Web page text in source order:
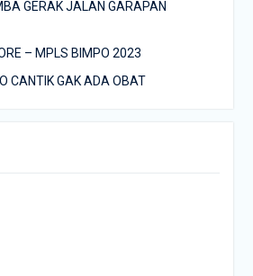
GERAK JALAN GARAPAN
– MPLS BIMPO 2023
CANTIK GAK ADA OBAT